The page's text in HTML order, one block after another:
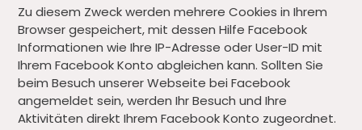
Zu diesem Zweck werden mehrere Cookies in Ihrem
Browser gespeichert, mit dessen Hilfe Facebook
Informationen wie Ihre IP-Adresse oder User-ID mit
Ihrem Facebook Konto abgleichen kann. Sollten Sie
beim Besuch unserer Webseite bei Facebook
angemeldet sein, werden Ihr Besuch und Ihre
Aktivitäten direkt Ihrem Facebook Konto zugeordnet.